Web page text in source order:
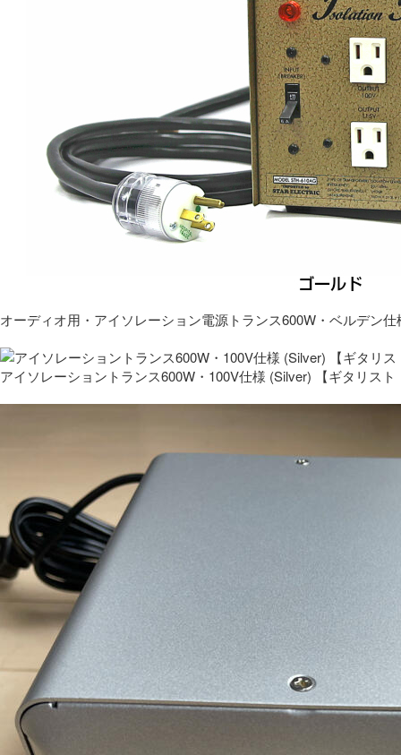
オーディオ用・アイソレーション電源トランス600W・ベルデン仕
アイソレーショントランス600W・100V仕様 (Silver) 【ギタリス